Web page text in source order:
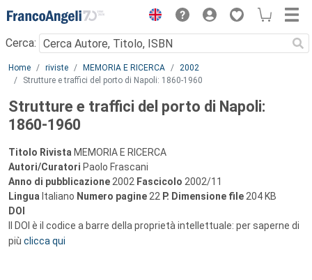
Menu
Cerca:
Main content
Home riviste MEMORIA E RICERCA
2002
Strutture e traffici del porto di Napoli: 1860-1960
Strutture e traffici del porto di Napoli:
1860-1960
Titolo Rivista MEMORIA E RICERCA
Autori/Curatori Paolo Frascani
Anno di pubblicazione 2002 Fascicolo 2002/11
Lingua Italiano Numero pagine 22 P. Dimensione file 204 KB
DOI
Il DOI è il codice a barre della proprietà intellettuale: per saperne di
più clicca qui